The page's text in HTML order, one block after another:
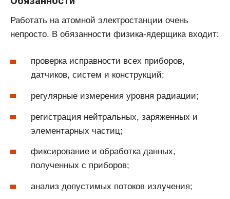
Работать на атомной электростанции очень
непросто. В обязанности физика-ядерщика входит:
проверка исправности всех приборов,
датчиков, систем и конструкций;
регулярные измерения уровня радиации;
регистрация нейтральных, заряженных и
элементарных частиц;
фиксирование и обработка данных,
полученных с приборов;
анализ допустимых потоков излучения;